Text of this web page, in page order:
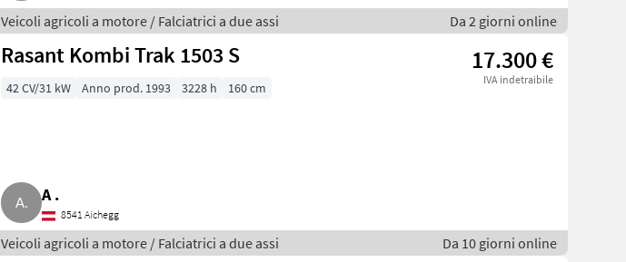
Veicoli agricoli a motore / Falciatrici a due assi Da 2 giorni online
Rasant Kombi Trak 1503 S 17.300 €
IVA indetraibile
42 CV/31 kW Anno prod. 1993 3228 h 160 cm
A .
8541 Aichegg
Veicoli agricoli a motore / Falciatrici a due assi Da 10 giorni online